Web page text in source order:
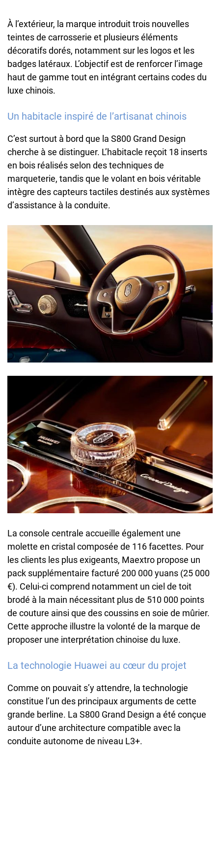
À l’extérieur, la marque introduit trois nouvelles
teintes de carrosserie et plusieurs éléments
décoratifs dorés, notamment sur les logos et les
badges latéraux. L’objectif est de renforcer l’image
haut de gamme tout en intégrant certains codes du
luxe chinois.
Un habitacle inspiré de l’artisanat chinois
C’est surtout à bord que la S800 Grand Design
cherche à se distinguer. L’habitacle reçoit 18 inserts
en bois réalisés selon des techniques de
marqueterie, tandis que le volant en bois véritable
intègre des capteurs tactiles destinés aux systèmes
d’assistance à la conduite.
La console centrale accueille également une
molette en cristal composée de 116 facettes. Pour
les clients les plus exigeants, Maextro propose un
pack supplémentaire facturé 200 000 yuans (25 000
€). Celui-ci comprend notamment un ciel de toit
brodé à la main nécessitant plus de 510 000 points
de couture ainsi que des coussins en soie de mûrier.
Cette approche illustre la volonté de la marque de
proposer une interprétation chinoise du luxe.
La technologie Huawei au cœur du projet
Comme on pouvait s’y attendre, la technologie
constitue l’un des principaux arguments de cette
grande berline. La S800 Grand Design a été conçue
autour d’une architecture compatible avec la
conduite autonome de niveau L3+.